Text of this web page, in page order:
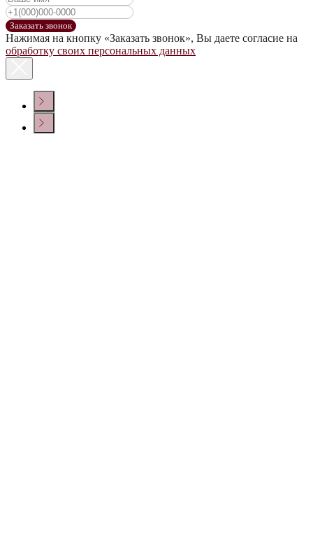
Заказать звонок
Нажимая на кнопку «Заказать звонок», Вы даете согласие на
обработку своих персональных данных